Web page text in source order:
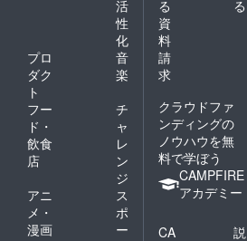
活
性
化
プロ
ダク
ト
音
楽
フー
ド・
飲食
店
チ
ャ
レ
ン
ジ
アニ
メ・
漫画
ス
ポ
ー
る
る
資
料
請
求
クラウドファ
ンディングの
ノウハウを無
料で学ぼう
CAMPFIRE
アカデミー
CA
説